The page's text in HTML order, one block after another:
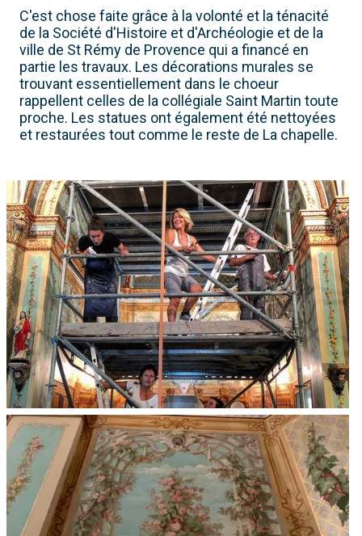
C'est chose faite grâce à la volonté et la ténacité
de la Société d'Histoire et d'Archéologie et de la
ville de St Rémy de Provence qui a financé en
partie les travaux. Les décorations murales se
trouvant essentiellement dans le choeur
rappellent celles de la collégiale Saint Martin toute
proche. Les statues ont également été nettoyées
et restaurées tout comme le reste de La chapelle.